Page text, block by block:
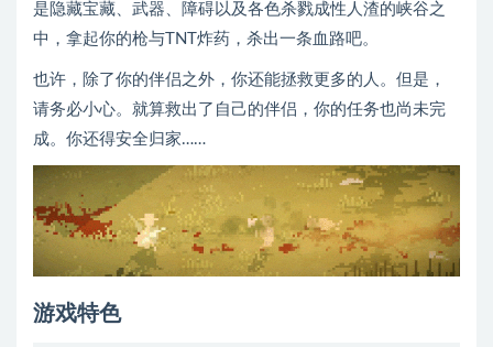
是隐藏宝藏、武器、障碍以及各色杀戮成性人渣的峡谷之
中，拿起你的枪与TNT炸药，杀出一条血路吧。
也许，除了你的伴侣之外，你还能拯救更多的人。但是，
请务必小心。就算救出了自己的伴侣，你的任务也尚未完
成。你还得安全归家……
游戏特色